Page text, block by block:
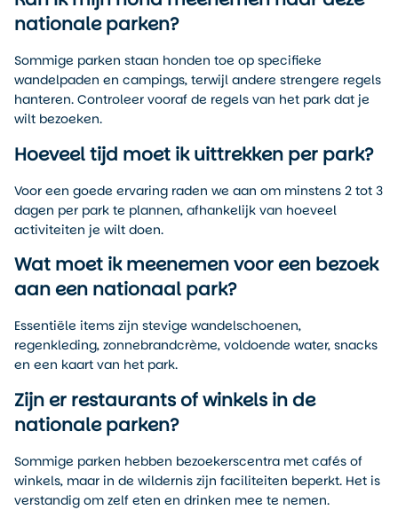
nationale parken?
Sommige parken staan honden toe op specifieke
wandelpaden en campings, terwijl andere strengere regels
hanteren. Controleer vooraf de regels van het park dat je
wilt bezoeken.
Hoeveel tijd moet ik uittrekken per park?
Voor een goede ervaring raden we aan om minstens 2 tot 3
dagen per park te plannen, afhankelijk van hoeveel
activiteiten je wilt doen.
Wat moet ik meenemen voor een bezoek
aan een nationaal park?
Essentiële items zijn stevige wandelschoenen,
regenkleding, zonnebrandcrème, voldoende water, snacks
en een kaart van het park.
Zijn er restaurants of winkels in de
nationale parken?
Sommige parken hebben bezoekerscentra met cafés of
winkels, maar in de wildernis zijn faciliteiten beperkt. Het is
verstandig om zelf eten en drinken mee te nemen.